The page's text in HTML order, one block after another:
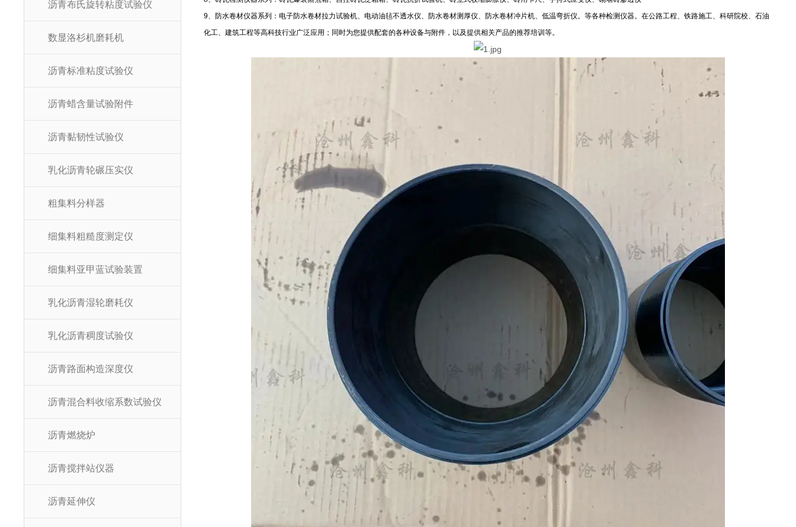
沥青布氏旋转粘度试验仪
数显洛杉机磨耗机
沥青标准粘度试验仪
沥青蜡含量试验附件
沥青黏韧性试验仪
乳化沥青轮碾压实仪
粗集料分样器
细集料粗糙度测定仪
细集料亚甲蓝试验装置
乳化沥青湿轮磨耗仪
乳化沥青稠度试验仪
沥青路面构造深度仪
沥青混合料收缩系数试验仪
沥青燃烧炉
沥青搅拌站仪器
沥青延伸仪
9、防水卷材仪器系列：电子防水卷材拉力试验机、电动油毡不透水仪、防水卷材测厚仪、防水卷材冲片机、低温弯折仪。等各种检测仪器。在公路工程、铁路施工、科研院校、石油
化工、建筑工程等高科技行业广泛应用；同时为您提供配套的各种设备与附件，以及提供相关产品的推荐培训等。